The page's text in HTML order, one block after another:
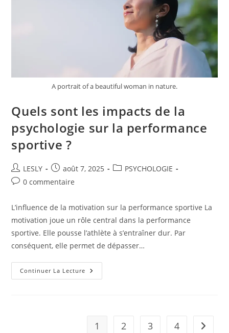
A portrait of a beautiful woman in nature.
Quels sont les impacts de la
psychologie sur la performance
sportive ?
Auteur/autrice
de
LESLY
Publication
publiée :
août 7, 2025
PostPSYCHOLOGIE
Commentaires
la
0 commentaire
L’influence de la motivation sur la performance sportive La
motivation joue un rôle central dans la performance
sportive. Elle pousse l’athlète à s’entraîner dur. Par
conséquent, elle permet de dépasser…
Continuer La Lecture Quels
Sont
Sur
1 2 3 4 Aller à